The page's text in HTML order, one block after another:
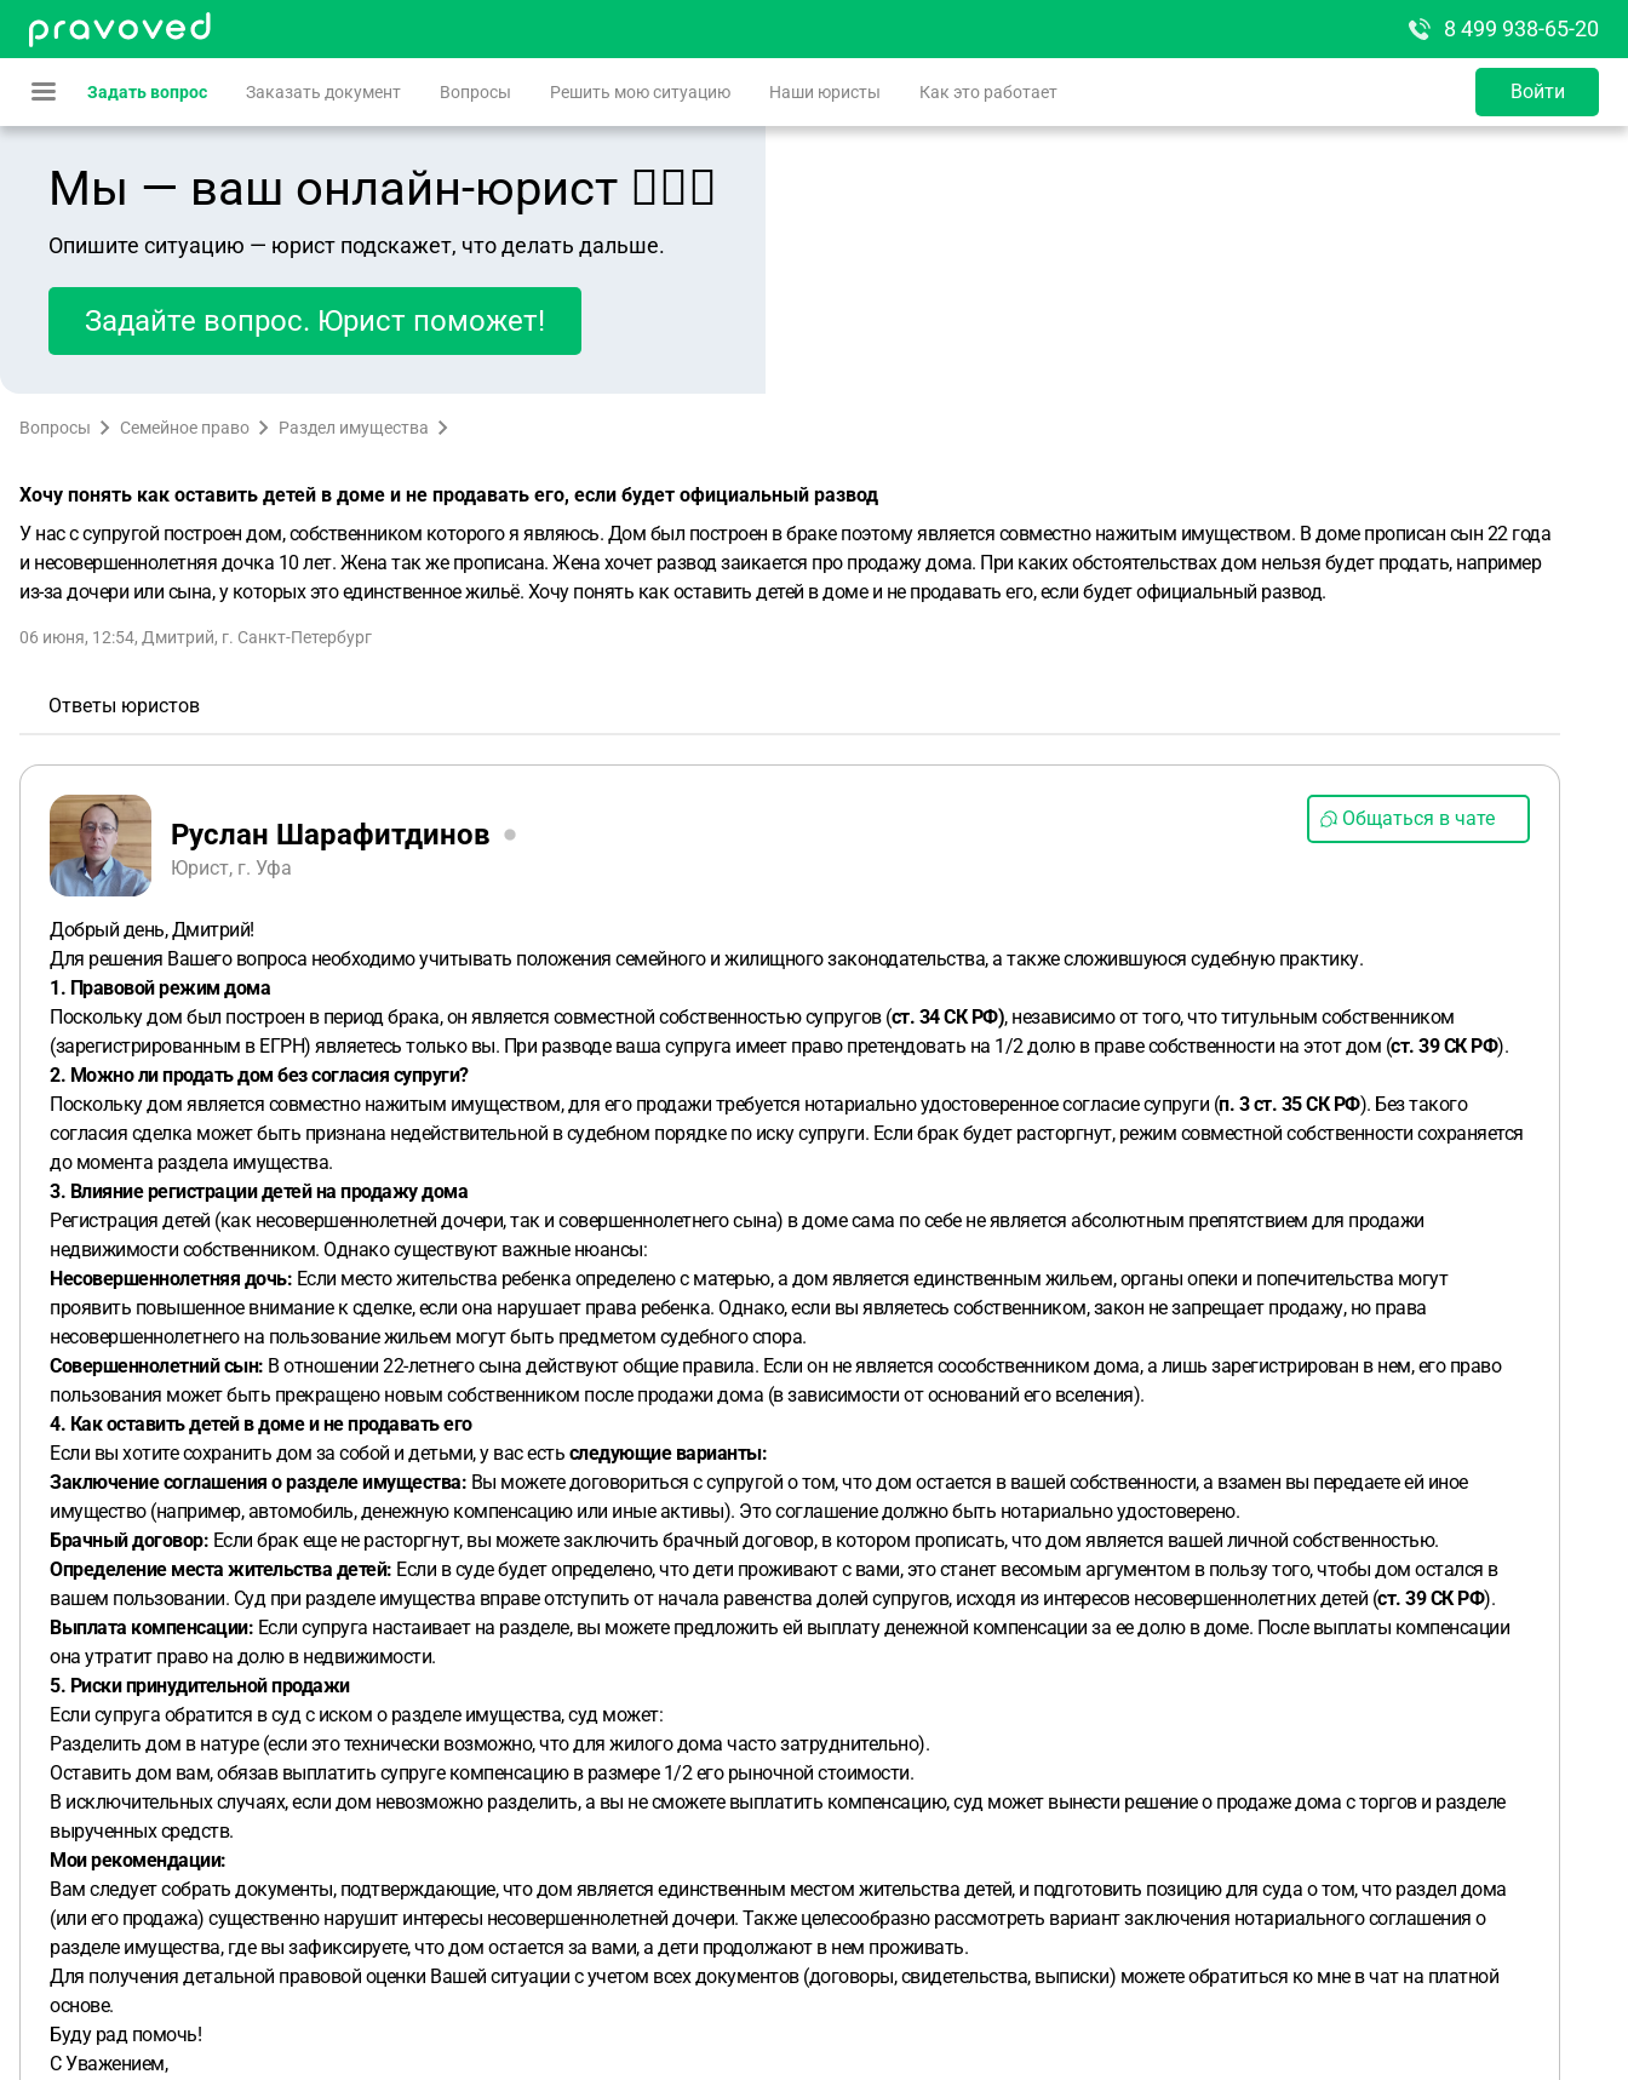
8 499 938-65-20
Задать вопрос Заказать документ Вопросы Решить мою ситуацию Наши юристы Как это работает Войти
Мы — ваш онлайн-юрист 👨🏻‍⚖️
Опишите ситуацию — юрист подскажет, что делать дальше.
Задайте вопрос. Юрист поможет!
Вопросы Семейное право Раздел имущества
Хочу понять как оставить детей в доме и не продавать его, если будет официальный развод
У нас с супругой построен дом, собственником которого я являюсь. Дом был построен в браке поэтому является совместно нажитым имуществом. В доме прописан сын 22 года
и несовершеннолетняя дочка 10 лет. Жена так же прописана. Жена хочет развод заикается про продажу дома. При каких обстоятельствах дом нельзя будет продать, например
из-за дочери или сына, у которых это единственное жильё. Хочу понять как оставить детей в доме и не продавать его, если будет официальный развод.
06 июня, 12:54, Дмитрий, г. Санкт-Петербург
Ответы юристов
Руслан Шарафитдинов
Юрист, г. Уфа
Общаться в чате
Добрый день, Дмитрий!
Для решения Вашего вопроса необходимо учитывать положения семейного и жилищного законодательства, а также сложившуюся судебную практику.
1. Правовой режим дома
Поскольку дом был построен в период брака, он является совместной собственностью супругов (ст. 34 СК РФ), независимо от того, что титульным собственником
(зарегистрированным в ЕГРН) являетесь только вы. При разводе ваша супруга имеет право претендовать на 1/2 долю в праве собственности на этот дом (ст. 39 СК РФ).
2. Можно ли продать дом без согласия супруги?
Поскольку дом является совместно нажитым имуществом, для его продажи требуется нотариально удостоверенное согласие супруги (п. 3 ст. 35 СК РФ). Без такого
согласия сделка может быть признана недействительной в судебном порядке по иску супруги. Если брак будет расторгнут, режим совместной собственности сохраняется
до момента раздела имущества.
3. Влияние регистрации детей на продажу дома
Регистрация детей (как несовершеннолетней дочери, так и совершеннолетнего сына) в доме сама по себе не является абсолютным препятствием для продажи
недвижимости собственником. Однако существуют важные нюансы:
Несовершеннолетняя дочь: Если место жительства ребенка определено с матерью, а дом является единственным жильем, органы опеки и попечительства могут
проявить повышенное внимание к сделке, если она нарушает права ребенка. Однако, если вы являетесь собственником, закон не запрещает продажу, но права
несовершеннолетнего на пользование жильем могут быть предметом судебного спора.
Совершеннолетний сын: В отношении 22-летнего сына действуют общие правила. Если он не является сособственником дома, а лишь зарегистрирован в нем, его право
пользования может быть прекращено новым собственником после продажи дома (в зависимости от оснований его вселения).
4. Как оставить детей в доме и не продавать его
Если вы хотите сохранить дом за собой и детьми, у вас есть следующие варианты:
Заключение соглашения о разделе имущества: Вы можете договориться с супругой о том, что дом остается в вашей собственности, а взамен вы передаете ей иное
имущество (например, автомобиль, денежную компенсацию или иные активы). Это соглашение должно быть нотариально удостоверено.
Брачный договор: Если брак еще не расторгнут, вы можете заключить брачный договор, в котором прописать, что дом является вашей личной собственностью.
Определение места жительства детей: Если в суде будет определено, что дети проживают с вами, это станет весомым аргументом в пользу того, чтобы дом остался в
вашем пользовании. Суд при разделе имущества вправе отступить от начала равенства долей супругов, исходя из интересов несовершеннолетних детей (ст. 39 СК РФ).
Выплата компенсации: Если супруга настаивает на разделе, вы можете предложить ей выплату денежной компенсации за ее долю в доме. После выплаты компенсации
она утратит право на долю в недвижимости.
5. Риски принудительной продажи
Если супруга обратится в суд с иском о разделе имущества, суд может:
Разделить дом в натуре (если это технически возможно, что для жилого дома часто затруднительно).
Оставить дом вам, обязав выплатить супруге компенсацию в размере 1/2 его рыночной стоимости.
В исключительных случаях, если дом невозможно разделить, а вы не сможете выплатить компенсацию, суд может вынести решение о продаже дома с торгов и разделе
вырученных средств.
Мои рекомендации:
Вам следует собрать документы, подтверждающие, что дом является единственным местом жительства детей, и подготовить позицию для суда о том, что раздел дома
(или его продажа) существенно нарушит интересы несовершеннолетней дочери. Также целесообразно рассмотреть вариант заключения нотариального соглашения о
разделе имущества, где вы зафиксируете, что дом остается за вами, а дети продолжают в нем проживать.
Для получения детальной правовой оценки Вашей ситуации с учетом всех документов (договоры, свидетельства, выписки) можете обратиться ко мне в чат на платной
основе.
Буду рад помочь!
С Уважением,